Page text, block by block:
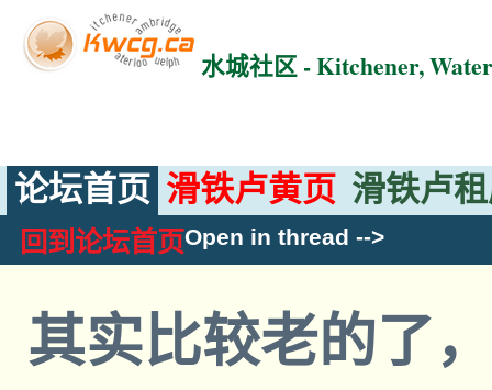
水城社区 - Kitchener,
论坛首页 滑铁卢黄页 滑铁卢
回到论坛首页Open in thread -->
其实比较老的了